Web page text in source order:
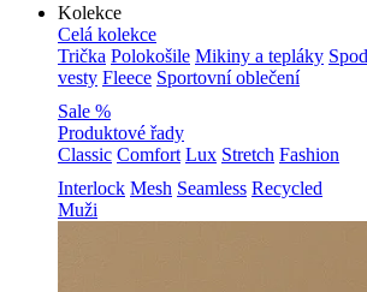
Kolekce
Celá kolekce
Trička Polokošile Mikiny a tepláky
vesty Fleece Sportovní oblečení
Sale %
Produktové řady
Classic Comfort Lux Stretch Fashion
Interlock Mesh Seamless Recycled
Muži